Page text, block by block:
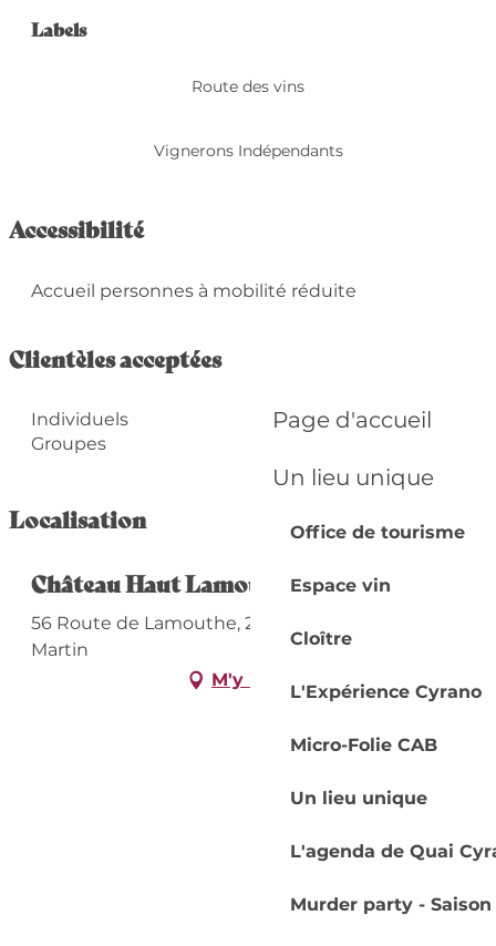
Page d'accueil
Un lieu unique
Office de tourisme
Espace vin
Cloître
L'Expérience Cyrano
Micro-Folie CAB
Un lieu unique
L'agenda de Quai
Murder party - Saison
Offres de
Labels
Labels
Route des vins
Vignerons Indépendants
Accessibilité
Accueil personnes à mobilité réduite
Clientèles acceptées
Individuels
Groupes
Localisation
Château Haut Lamouthe
56 Route de Lamouthe, 24680 Lamonzie-Saint-
Martin
M'y rendre